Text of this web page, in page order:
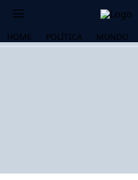
HOME POLÍTICA MUNDO